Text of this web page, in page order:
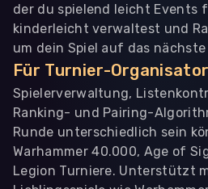
der du spielend leicht Events
kinderleicht verwaltest und
um dein Spiel auf das
Für Turnier-
Spielerverwaltung,
Ranking- und Pairing-
Runde unterschiedlich sein
Warhammer 40.000, Age of
Legion Turniere. Unterstützt